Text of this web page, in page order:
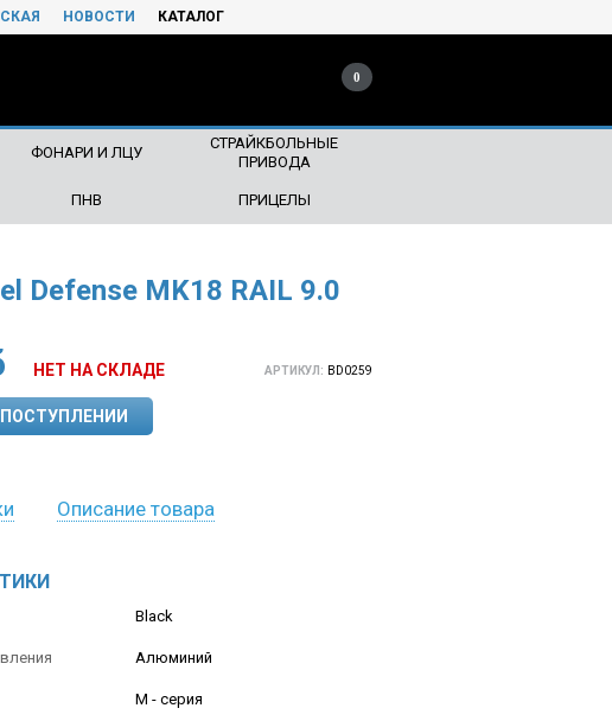
НОВОСТИ КАТАЛОГ
0
ФОНАРИ И ЛЦУ
СТРАЙКБОЛЬНЫЕ
ПРИВОДА
ПНВ ПРИЦЕЛЫ
Defense MK18 RAIL 9.0
НЕТ НА СКЛАДЕ АРТИКУЛ: BD0259
Описание товара
Black
Алюминий
M - серия